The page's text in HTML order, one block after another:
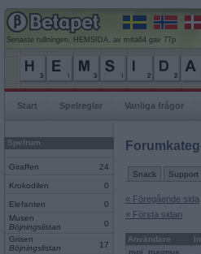
Senaste rullningen, HEMSIDA, av mita64 gav 77p
Start Spelregler Vanliga frågor
Spelrum
Giraffen 24
Krokodilen 0
Elefanten
0
Musen
Böjningslistan
0
Grisen
Böjningslistan
17
Snack Support
« Föregående sida
« Första sidan
Användare
moi_magnus